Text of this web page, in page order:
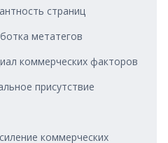
страниц
метатегов
коммерческих факторов
присутствие
коммерческих